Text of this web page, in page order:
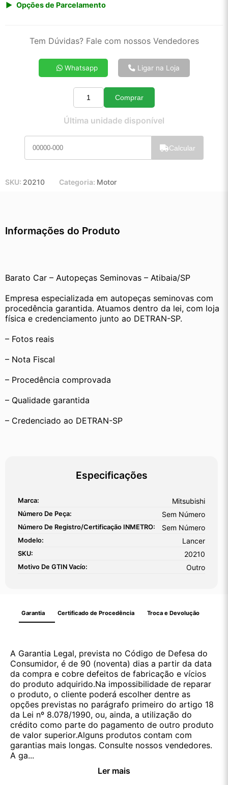
Opções de Parcelamento
2x de R$ 74,35
4x de R$ 37,71
5x de R$ 30,38
10x de R$ 15,72
11x de R$ 14,44
Tem Dúvidas? Fale com nossos Vendedores
Whatsapp Ligar na Loja
Quantidade
Comprar
Última unidade disponível
Calcular
SKU: 20210 Categoria: Motor
Informações do Produto
Barato Car – Autopeças Seminovas – Atibaia/SP
Empresa especializada em autopeças seminovas com
procedência garantida. Atuamos dentro da lei, com loja
física e credenciamento junto ao DETRAN-SP.
– Fotos reais
– Nota Fiscal
– Procedência comprovada
– Qualidade garantida
– Credenciado ao DETRAN-SP
Especificações
Marca: Mitsubishi
Número De Peça: Sem Número
Número De Registro/certificação INMETRO: Sem Número
Modelo: Lancer
SKU: 20210
Motivo De GTIN Vacío: Outro
Garantia Certificado de Procedência Troca e Devolução
A Garantia Legal, prevista no Código de Defesa do
Consumidor, é de 90 (noventa) dias a partir da data
da compra e cobre defeitos de fabricação e vícios
do produto adquirido.Na impossibilidade de reparar
o produto, o cliente poderá escolher dentre as
opções previstas no parágrafo primeiro do artigo 18
da Lei nº 8.078/1990, ou, ainda, a utilização do
crédito como parte do pagamento de outro produto
de valor superior.Alguns produtos contam com
garantias mais longas. Consulte nossos vendedores.
A ga...
Ler mais